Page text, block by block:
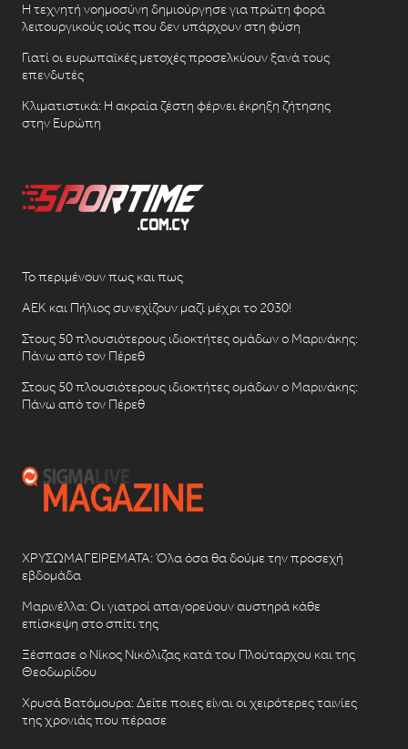
Η τεχνητή νοημοσύνη δημιούργησε για πρώτη φορά
λειτουργικούς ιούς που δεν υπάρχουν στη φύση
Γιατί οι ευρωπαϊκές μετοχές προσελκύουν ξανά τους
επενδυτές
Κλιματιστικά: Η ακραία ζέστη φέρνει έκρηξη ζήτησης
στην Ευρώπη
Το περιμένουν πως και πως
ΑΕΚ και Πήλιος συνεχίζουν μαζί μέχρι το 2030!
Στους 50 πλουσιότερους ιδιοκτήτες ομάδων ο Μαρινάκης:
Πάνω από τον Πέρεθ
Στους 50 πλουσιότερους ιδιοκτήτες ομάδων ο Μαρινάκης:
Πάνω από τον Πέρεθ
ΧΡΥΣΩΜΑΓΕΙΡΕΜΑΤΑ: Όλα όσα θα δούμε την προσεχή
εβδομάδα
Μαρινέλλα: Οι γιατροί απαγορεύουν αυστηρά κάθε
επίσκεψη στο σπίτι της
Ξέσπασε ο Νίκος Νικόλιζας κατά του Πλούταρχου και της
Θεοδωρίδου
Χρυσά Βατόμουρα: Δείτε ποιες είναι οι χειρότερες ταινίες
της χρονιάς που πέρασε